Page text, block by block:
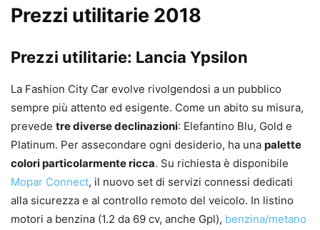
Prezzi utilitarie 2018
Prezzi utilitarie: Lancia Ypsilon
La Fashion City Car evolve rivolgendosi a un pubblico
sempre più attento ed esigente. Come un abito su misura,
prevede tre diverse declinazioni: Elefantino Blu, Gold e
Platinum. Per assecondare ogni desiderio, ha una palette
colori particolarmente ricca. Su richiesta è disponibile
Mopar Connect, il nuovo set di servizi connessi dedicati
alla sicurezza e al controllo remoto del veicolo. In listino
motori a benzina (1.2 da 69 cv, anche Gpl), benzina/metano